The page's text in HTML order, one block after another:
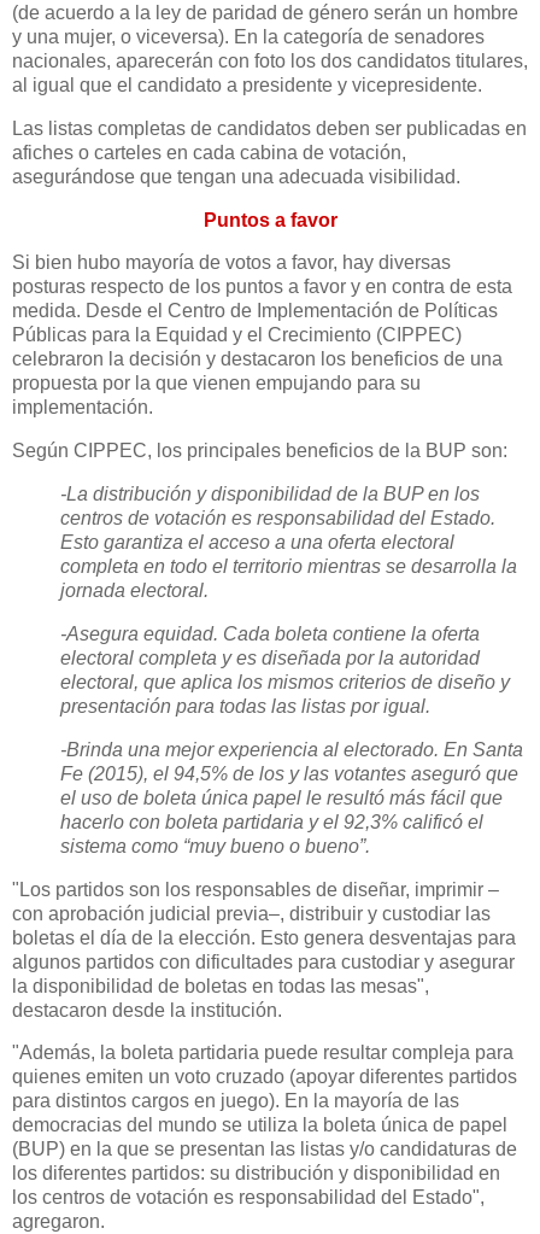
(de acuerdo a la ley de paridad de género serán un hombre
y una mujer, o viceversa). En la categoría de senadores
nacionales, aparecerán con foto los dos candidatos titulares,
al igual que el candidato a presidente y vicepresidente.
Las listas completas de candidatos deben ser publicadas en
afiches o carteles en cada cabina de votación,
asegurándose que tengan una adecuada visibilidad.
Puntos a favor
Si bien hubo mayoría de votos a favor, hay diversas
posturas respecto de los puntos a favor y en contra de esta
medida. Desde el Centro de Implementación de Políticas
Públicas para la Equidad y el Crecimiento (CIPPEC)
celebraron la decisión y destacaron los beneficios de una
propuesta por la que vienen empujando para su
implementación.
Según CIPPEC, los principales beneficios de la BUP son:
-La distribución y disponibilidad de la BUP en los
centros de votación es responsabilidad del Estado.
Esto garantiza el acceso a una oferta electoral
completa en todo el territorio mientras se desarrolla la
jornada electoral.
-Asegura equidad. Cada boleta contiene la oferta
electoral completa y es diseñada por la autoridad
electoral, que aplica los mismos criterios de diseño y
presentación para todas las listas por igual.
-Brinda una mejor experiencia al electorado. En Santa
Fe (2015), el 94,5% de los y las votantes aseguró que
el uso de boleta única papel le resultó más fácil que
hacerlo con boleta partidaria y el 92,3% calificó el
sistema como “muy bueno o bueno”.
"Los partidos son los responsables de diseñar, imprimir –
con aprobación judicial previa–, distribuir y custodiar las
boletas el día de la elección. Esto genera desventajas para
algunos partidos con dificultades para custodiar y asegurar
la disponibilidad de boletas en todas las mesas",
destacaron desde la institución.
"Además, la boleta partidaria puede resultar compleja para
quienes emiten un voto cruzado (apoyar diferentes partidos
para distintos cargos en juego). En la mayoría de las
democracias del mundo se utiliza la boleta única de papel
(BUP) en la que se presentan las listas y/o candidaturas de
los diferentes partidos: su distribución y disponibilidad en
los centros de votación es responsabilidad del Estado",
agregaron.